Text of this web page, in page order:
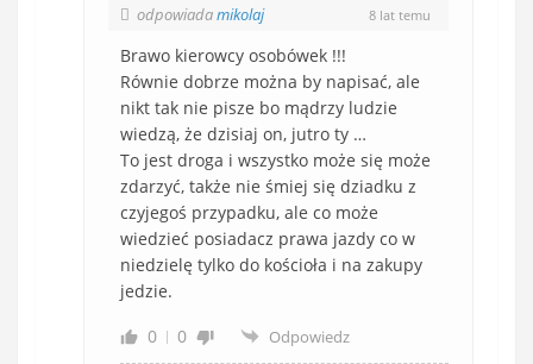
odpowiadamikolaj 8 lat temu
Brawo kierowcy osobówek !!!
Równie dobrze można by napisać, ale
nikt tak nie pisze bo mądrzy ludzie
wiedzą, że dzisiaj on, jutro ty …
To jest droga i wszystko może się może
zdarzyć, także nie śmiej się dziadku z
czyjegoś przypadku, ale co może
wiedzieć posiadacz prawa jazdy co w
niedzielę tylko do kościoła i na zakupy
jedzie.
0
0 Odpowiedz